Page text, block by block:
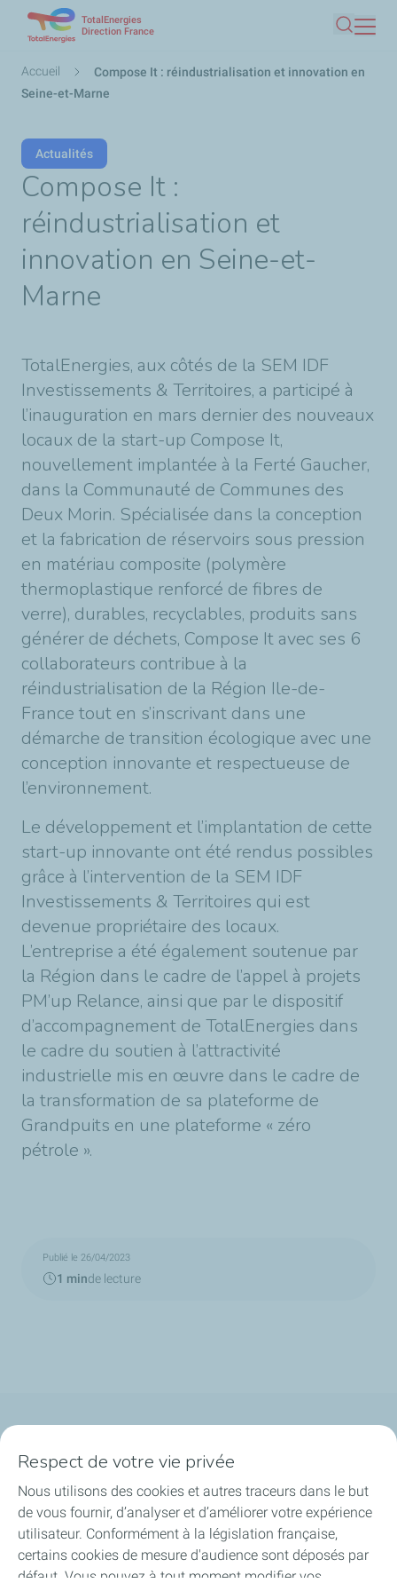
contenu
TotalEnergies
Direction France
Fil
d'Ariane
Accueil
Compose It : réindustrialisation et innovation en
Seine-et-Marne
Actualités
Compose It :
réindustrialisation et
innovation en Seine-et-
Marne
TotalEnergies, aux côtés de la SEM IDF
Investissements & Territoires, a participé à
l’inauguration en mars dernier des nouveaux
locaux de la start-up Compose It,
nouvellement implantée à la Ferté Gaucher,
dans la Communauté de Communes des
Deux Morin. Spécialisée dans la conception
et la fabrication de réservoirs sous pression
en matériau composite (polymère
thermoplastique renforcé de fibres de
verre), durables, recyclables, produits sans
générer de déchets, Compose It avec ses 6
collaborateurs contribue à la
réindustrialisation de la Région Ile-de-
France tout en s’inscrivant dans une
démarche de transition écologique avec une
conception innovante et respectueuse de
l’environnement.
Le développement et l’implantation de cette
start-up innovante ont été rendus possibles
grâce à l’intervention de la SEM IDF
Investissements & Territoires qui est
devenue propriétaire des locaux.
L’entreprise a été également soutenue par
la Région dans le cadre de l’appel à projets
PM’up Relance, ainsi que par le dispositif
d’accompagnement de TotalEnergies dans
le cadre du soutien à l’attractivité
industrielle mis en œuvre dans le cadre de
la transformation de sa plateforme de
Grandpuits en une plateforme « zéro
pétrole ».
Publié le 26/04/2023
1 minde lecture
Notre ancrage territorial
Financer les entreprises
Soutenir les projets industriels
Respect de votre vie privée
Nous utilisons des cookies et autres traceurs dans le but
de vous fournir, d’analyser et d’améliorer votre expérience
utilisateur. Conformément à la législation française,
certains cookies de mesure d'audience sont déposés par
défaut. Vous pouvez à tout moment modifier vos